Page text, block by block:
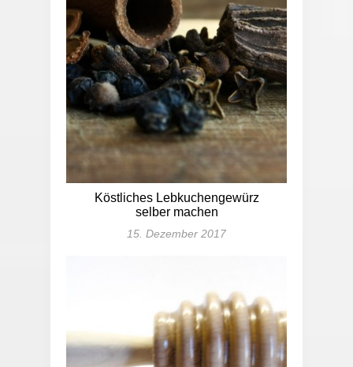
Köstliches Lebkuchengewürz
selber machen
15. Dezember 2017